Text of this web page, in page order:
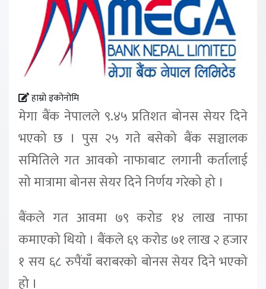
हाम्रो इकोनोमि
मेगा बैंक नेपालले ९.४५ प्रतिशत बोनस सेयर दिने
भएको छ । पुस २५ गते बसेको बैंक सञ्चालक
समितिले गत आवको नाफाबाट लगानी कर्तालाई
सो मात्रामा बोनस सेयर दिने निर्णय गरेको हो ।
बैंकले गत आवमा ७९ करोड १४ लाख नाफा
कमाएको थियो । बैंकले ६९ करोड ७१ लाख २ हजार
१ सय ६८ रुपैंयाँ बराबरको बोनस सेयर दिने भएको
हो ।